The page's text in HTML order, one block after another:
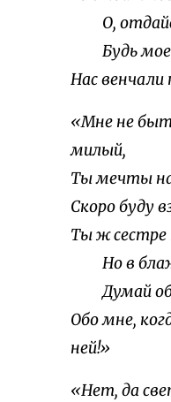
О,
Будь
Нас
«Мне не
милый,
Ты мечты
Скоро буду
Ты ж сестре
Но в
Думай
Обо мне,
ней!»
«Нет, да